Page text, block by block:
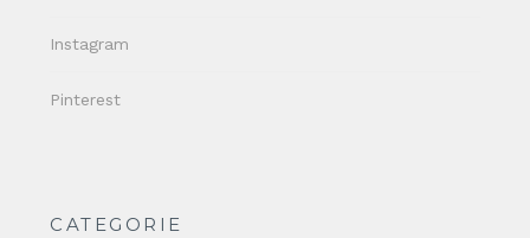
Instagram
Pinterest
CATEGORIE